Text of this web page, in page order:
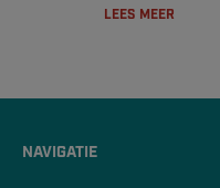
LEES MEER
NAVIGATIE